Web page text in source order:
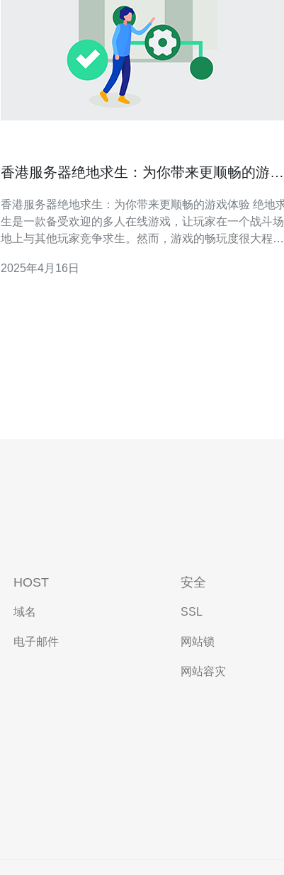
香港服务器绝地求生：为你带来更顺畅的游戏
香港服务器绝地求生：为你带来更顺畅的游戏体验 绝地求
生是一款备受欢迎的多人在线游戏，让玩家在一个战斗场
地上与其他玩家竞争求生。然而，游戏的畅玩度很大程度
服务器绝地求生应运而生。 香港作为亚洲的中心，拥有先
2025年4月16日
HOST
域名
电子邮件
安全
SSL
网站锁
网站容灾